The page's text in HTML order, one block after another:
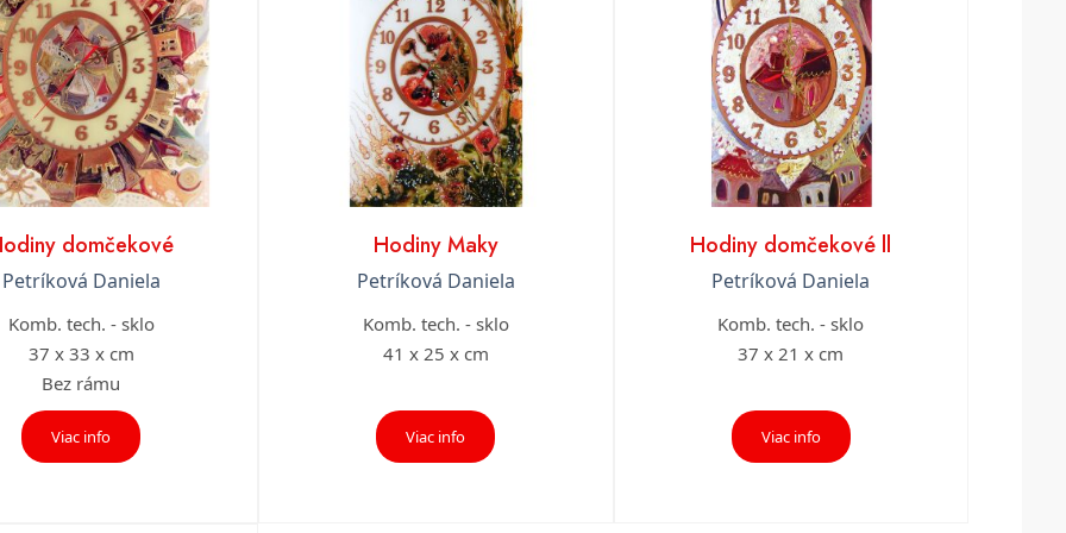
domčekové
Petríková Daniela
Komb. tech. - sklo
37 x 33 x cm
Bez rámu
Viac info
Hodiny Maky
Petríková Daniela
Komb. tech. - sklo
41 x 25 x cm
Viac info
Hodiny domčekové ll
Petríková Daniela
Komb. tech. - sklo
37 x 21 x cm
Viac info